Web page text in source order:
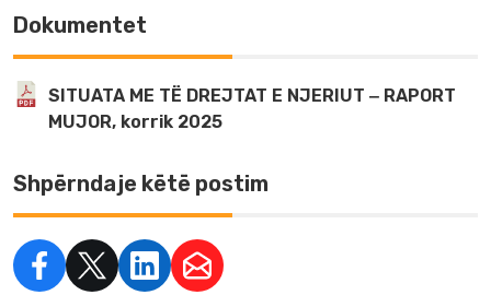
Dokumentet
SITUATA ME TË DREJTAT E NJERIUT ‒ RAPORT
MUJOR, korrik 2025
Shpërndaje këtë postim